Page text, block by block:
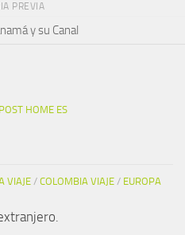
PREVIA
y su Canal
POST HOME ES
VIAJE / COLOMBIA VIAJE / EUROPA